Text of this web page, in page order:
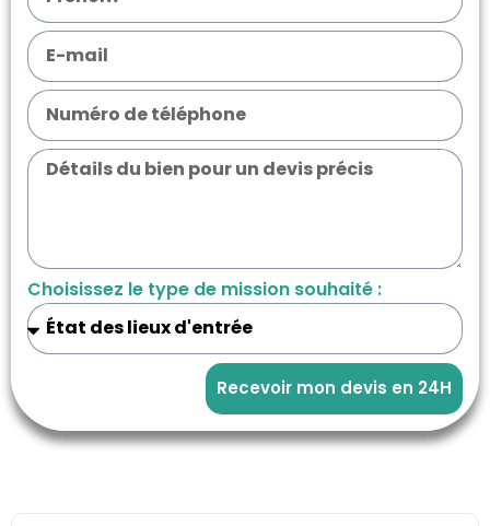
Choisissez le type de mission souhaité :
Recevoir mon devis en 24H